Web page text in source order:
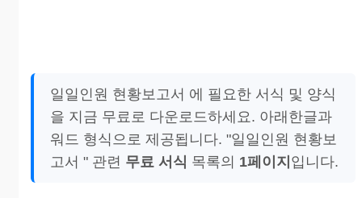
일일인원 현황보고서 에 필요한 서식 및 양식
을 지금 무료로 다운로드하세요. 아래한글과
워드 형식으로 제공됩니다. "일일인원 현황보
고서 " 관련 무료 서식 목록의 1페이지 입니다.